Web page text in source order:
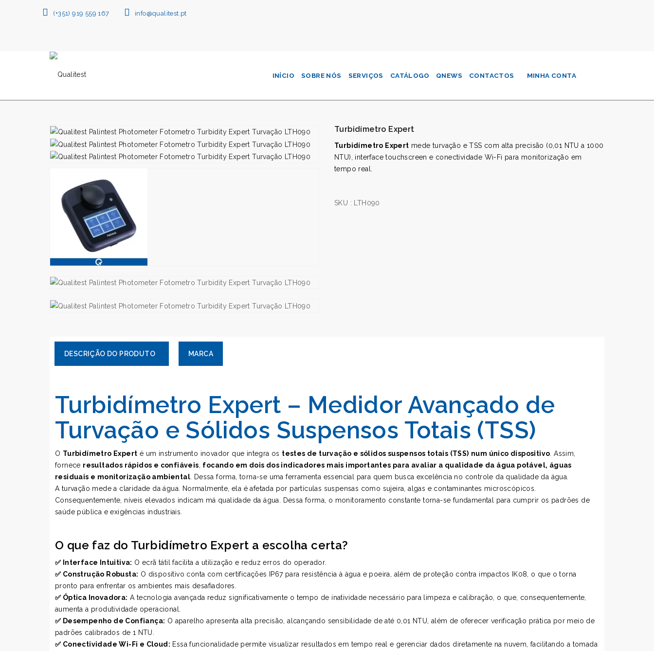
(+351) 919 559 167 info@qualitest.pt
INÍCIO SOBRE NÓS SERVIÇOS CATÁLOGO QNEWS CONTACTOS MINHA CONTA
Turbidímetro Expert
Turbidímetro Expert mede turvação e TSS com alta precisão (0,01 NTU a 1000
NTU), interface touchscreen e conectividade Wi-Fi para monitorização em
tempo real.
SKU : LTH090
MARCA
Turbidímetro Expert – Medidor Avançado de
Turvação e Sólidos Suspensos Totais (TSS)
O Turbidímetro Expert é um instrumento inovador que integra os testes de turvação e sólidos suspensos totais (TSS) num único dispositivo . Assim,
fornece resultados rápidos e confiáveis focando em dois dos indicadores mais importantes para avaliar a qualidade da água potável, águas
residuais e monitorização ambiental . Dessa forma, torna-se uma ferramenta essencial para quem busca excelência no controle da qualidade da água.
A turvação mede a claridade da água. Normalmente, ela é afetada por partículas suspensas como sujeira, algas e contaminantes microscópicos.
Consequentemente, níveis elevados indicam má qualidade da água. Dessa forma, o monitoramento constante torna-se fundamental para cumprir os padrões de
saúde pública e exigências industriais.
O que faz do Turbidímetro Expert a escolha certa?
✅ Interface Intuitiva: O ecrã tátil facilita a utilização e reduz erros do operador.
✅ Construção Robusta: O dispositivo conta com certificações IP67 para resistência à água e poeira, além de proteção contra impactos IK08, o que o torna
pronto para enfrentar os ambientes mais desafiadores.
✅ Óptica Inovadora: A tecnologia avançada reduz significativamente o tempo de inatividade necessário para limpeza e calibração, o que, consequentemente,
aumenta a produtividade operacional.
✅ Desempenho de Confiança: O aparelho apresenta alta precisão, alcançando sensibilidade de até 0,01 NTU, além de oferecer verificação prática por meio de
padrões calibrados de 1 NTU.
✅ Conectividade Wi-Fi e Cloud: Essa funcionalidade permite visualizar resultados em tempo real e gerenciar dados diretamente na nuvem, facilitando a tomada